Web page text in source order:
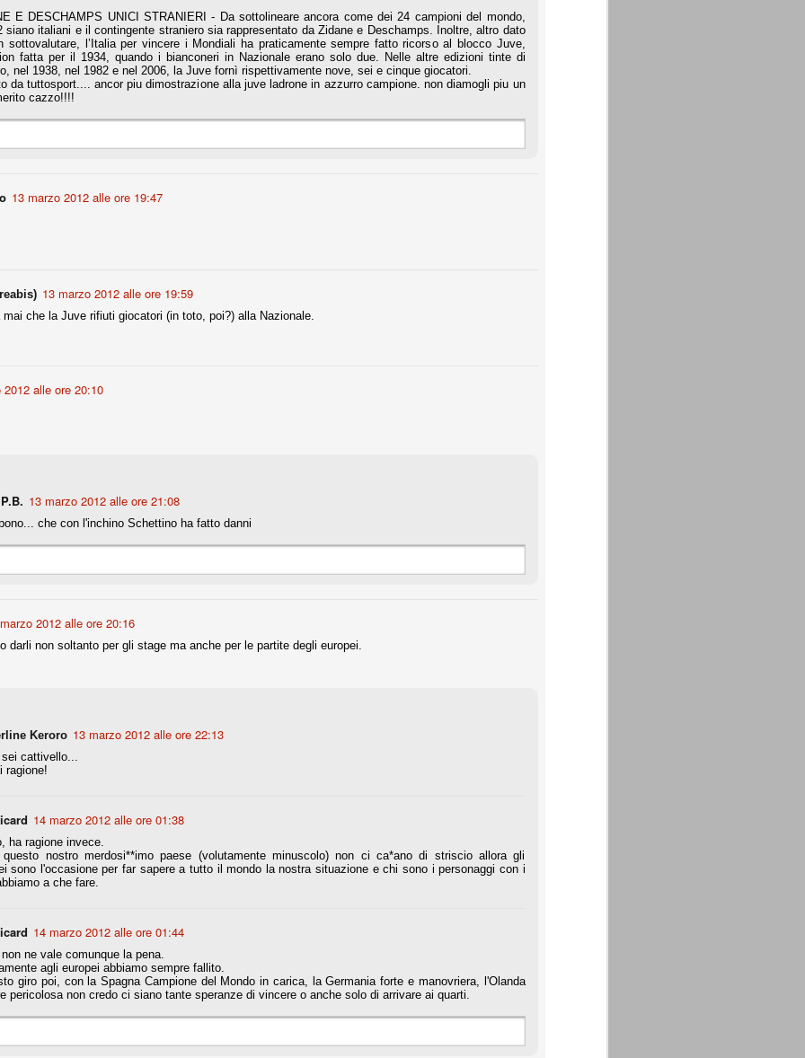
E DESCHAMPS UNICI STRANIERI - Da sottolineare ancora come dei 24 campioni del mondo,
siano italiani e il contingente straniero sia rappresentato da Zidane e Deschamps. Inoltre, altro dato
sottovalutare, l’Italia per vincere i Mondiali ha praticamente sempre fatto ricorso al blocco Juve,
fatta per il 1934, quando i bianconeri in Nazionale erano solo due. Nelle altre edizioni tinte di
nel 1938, nel 1982 e nel 2006, la Juve fornì rispettivamente nove, sei e cinque giocatori.
da tuttosport.... ancor piu dimostrazione alla juve ladrone in azzurro campione. non diamogli piu un
cazzo!!!!
13 marzo 2012 alle ore 19:47
13 marzo 2012 alle ore 19:59
mai che la Juve rifiuti giocatori (in toto, poi?) alla Nazionale.
2012 alle ore 20:10
13 marzo 2012 alle ore 21:08
che con l'inchino Schettino ha fatto danni
2012 alle ore 20:16
darli non soltanto per gli stage ma anche per le partite degli europei.
Keroro 13 marzo 2012 alle ore 22:13
cattivello...
ragione!
14 marzo 2012 alle ore 01:38
ha ragione invece.
nostro merdosi**imo paese (volutamente minuscolo) non ci ca*ano di striscio allora gli
sono l'occasione per far sapere a tutto il mondo la nostra situazione e chi sono i personaggi con i
a che fare.
14 marzo 2012 alle ore 01:44
ne vale comunque la pena.
agli europei abbiamo sempre fallito.
giro poi, con la Spagna Campione del Mondo in carica, la Germania forte e manovriera, l'Olanda
pericolosa non credo ci siano tante speranze di vincere o anche solo di arrivare ai quarti.
le incongruenze emerse negli scorsi anni nello scandalo del
con le assurde accuse a Pepe e Bonucci, e la
situazione di Conte, oltre ai tanti altri tirati in ballo solo da
di terze parti (senza riscontri oggettivi), ora si punta il dito
il Teramo.
negli ultimi 13 mesi, sono stati ottenuti (in 5 competizioni) 3
il Milan (a meno di classifiche e tabelle "galliane"), fermo a quota 6.
i bianconeri a trovare una certa unità dopo le prime deludenti
non è una storiaccia legata alla ex Jugoslavia. Dicevamo che ci sono
età (29 anni), e sono fisicamente simili, entrambi grandi e grossi.
europee, e tutti e due sono appena arrivati a giocare in Italia. Il
e quindi non le commenteremo, le considerazioni (di parte)
dalla maggior parte dei media (chissà perché...), come fossero
preziosi minuti nelle gambe. E chi sabato era allo stadio a San
di ammortamento + ingaggio lordo annuo. La somma della potenza
fatturato 2014/15, che dovrebbe comunque essere intorno ai 320
16, esercizio appena iniziato.
sono già arrivati Rugani, Dybala, Khedira, Mandzukic, Neto, Zaza.
Ogbonna, forse Vidal. Il mercato i nostri dirigenti hanno dimostrato
fare meglio di noi tifosi.